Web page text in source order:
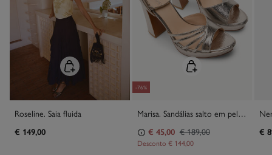
Roseline. Saia fluida
€ 149,00
-76%
Marisa. Sandálias salto em pele gravada
€ 45,00 € 189,00
Desconto € 144,00
€